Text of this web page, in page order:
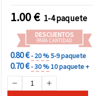
1.00€ 1-4 paquete
DESCUENTOS
PARA CANTIDAD
0.80 €- 20 %5-9 paquete
0.70 €- 30 %10 paquete +